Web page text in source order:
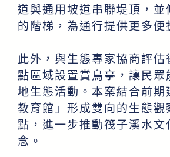
道與通用坡道串聯堤頂，並
的階梯，為通行提供更多便
此外，與生態專家協商評估
點區域設置賞鳥亭，讓民眾
地生態活動。本案結合前期
教育館」形成雙向的生態觀
點，進一步推動筏子溪水文
念。